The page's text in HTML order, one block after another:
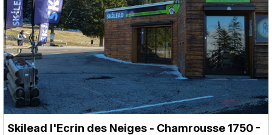
Skilead l'Ecrin des Neiges - Chamrousse 1750 -